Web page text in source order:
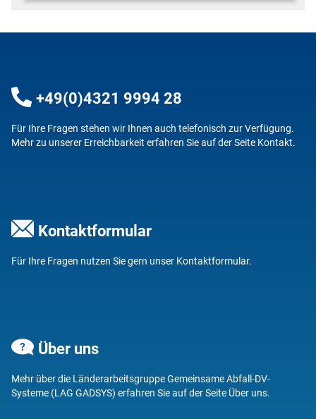
+49(0)4321 9994 28
Für Ihre Fragen stehen wir Ihnen auch telefonisch zur Verfügung.
Mehr zu unserer Erreichbarkeit erfahren Sie auf der Seite Kontakt.
Kontaktformular
Für Ihre Fragen nutzen Sie gern unser Kontaktformular.
Über uns
Mehr über die Länderarbeitsgruppe Gemeinsame Abfall-DV-
Systeme (LAG GADSYS) erfahren Sie auf der Seite Über uns.